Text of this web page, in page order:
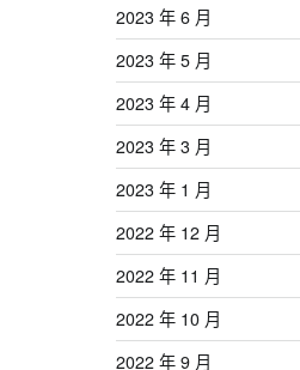
2023 年 6 月
2023 年 5 月
2023 年 4 月
2023 年 3 月
2023 年 1 月
2022 年 12 月
2022 年 11 月
2022 年 10 月
2022 年 9 月